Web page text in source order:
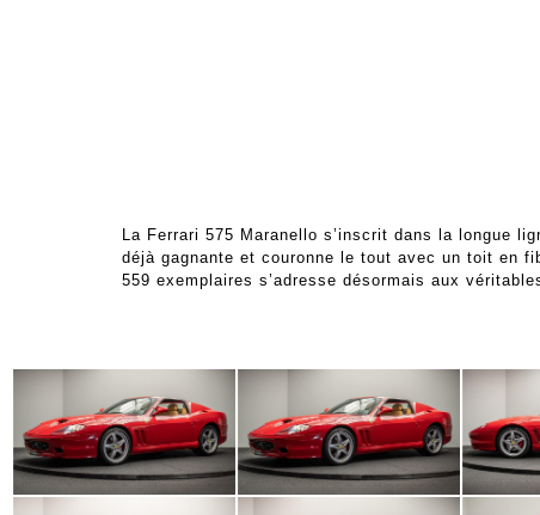
La Ferrari 575 Maranello s’inscrit dans la longue
déjà gagnante et couronne le tout avec un toit en
559 exemplaires s’adresse désormais aux